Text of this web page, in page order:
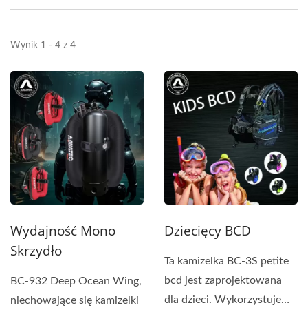
Wynik 1 - 4 z 4
Wydajność Mono
Skrzydło
BC-932 Deep Ocean Wing,
niechowające się kamizelki
Dziecięcy BCD
Ta kamizelka BC-3S petite
bcd jest zaprojektowana
dla dzieci. Wykorzystuje